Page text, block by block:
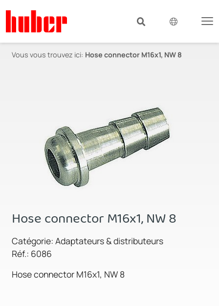
Vous vous trouvez ici: Hose connector M16x1, NW 8
Hose connector M16x1, NW 8
Catégorie: Adaptateurs & distributeurs
Réf.: 6086
Hose connector M16x1, NW 8